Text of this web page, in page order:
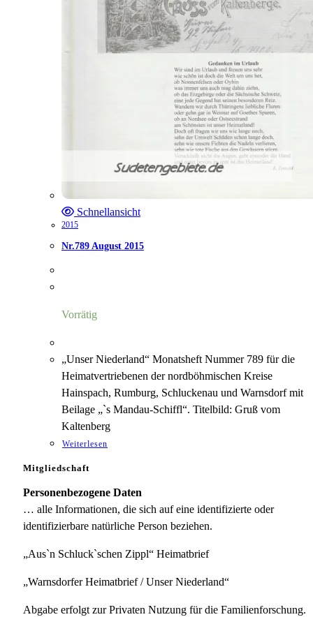
Schnellansicht
2015
Nr.789 August 2015
Vorrätig
„Unser Niederland“ Monatsheft Nummer 789 für die
Heimatvertriebenen der nordböhmischen Kreise
Hainspach, Rumburg, Schluckenau und Warnsdorf mit
Beilage „`s Mandau-Schiffl“. Titelbild: Gruß vom
Kaltenberg
Weiterlesen
Mitgliedschaft
Personenbezogene Daten
… alle Informationen, die sich auf eine identifizierte oder
identifizierbare natürliche Person beziehen.
„Aus`n Schluck`schen Zippl“ Heimatbrief
„Warnsdorfer Heimatbrief / Unser Niederland“
Abgabe erfolgt zur Privaten Nutzung für die Familienforschung.